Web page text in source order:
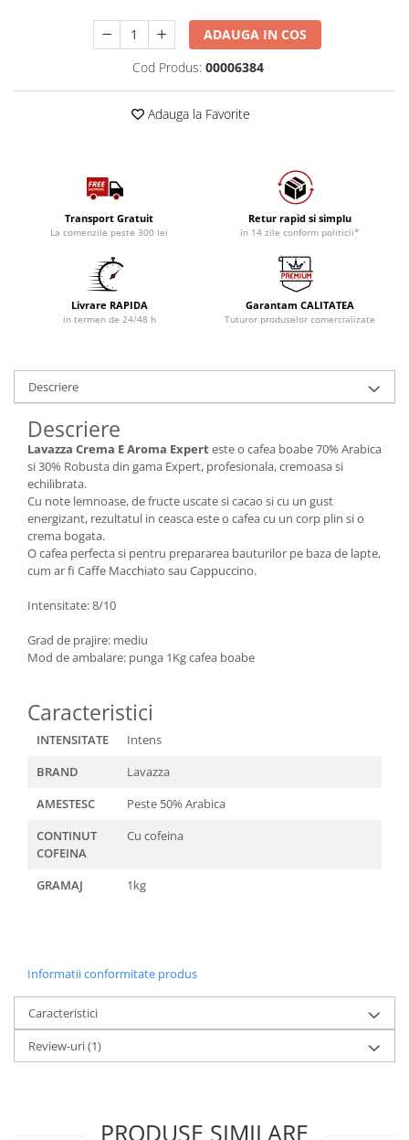
ADAUGA IN COS
Cod Produs: 00006384
Adauga la Favorite
Transport Gratuit
La comenzile peste 300 lei
Retur rapid si simplu
in 14 zile conform politicii*
Livrare RAPIDA
in termen de 24/48 h
Garantam CALITATEA
Tuturor produselor comercializate
Descriere
Descriere
Lavazza Crema E Aroma Experteste o cafea boabe 70% Arabica
si 30% Robusta din gama Expert, profesionala, cremoasa si
echilibrata.
Cu note lemnoase, de fructe uscate si cacao si cu un gust
energizant, rezultatul in ceasca este o cafea cu un corp plin si o
crema bogata.
O cafea perfecta si pentru prepararea bauturilor pe baza de lapte,
cum ar fi Caffe Macchiato sau Cappuccino.
Intensitate: 8/10
Grad de prajire: mediu
Mod de ambalare: punga 1Kg cafea boabe
Caracteristici
INTENSITATE
Intens
BRAND
Lavazza
AMESTESC
Peste 50% Arabica
CONTINUT
COFEINA
Cu cofeina
GRAMAJ 1kg
Informatii conformitate produs
Caracteristici
Review-uri(1)
PRODUSE SIMILARE